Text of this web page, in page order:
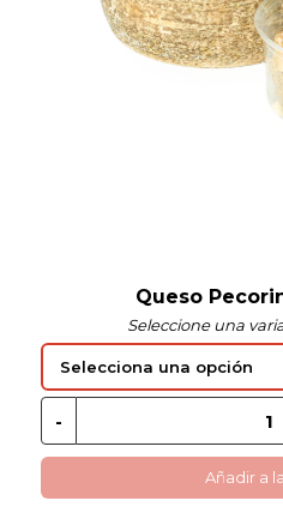
Queso
Seleccione una
Añadir a